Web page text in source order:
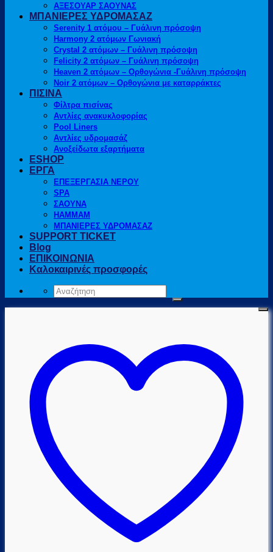
ΑΞΕΣΟΥΑΡ ΣΑΟΥΝΑΣ
ΜΠΑΝΙΕΡΕΣ ΥΔΡΟΜΑΣΑΖ
Serenity 1 ατόμου – Γυάλινη πρόσοψη
Harmony 2 ατόμων Γωνιακή
Crystal 2 ατόμων – Γυάλινη πρόσοψη
Felicity 2 ατόμων – Γυάλινη πρόσοψη
Heaven 2 ατόμων – Ορθογώνια -Γυάλινη πρόσοψη
Noir 2 ατόμων – Ορθογώνια με καταρράκτες
ΠΙΣΙΝΑ
Φίλτρα πισίνας
Αντλίες ανακυκλοφορίας
Pool Liners
Αντλίες υδρομασάζ
Ανοξείδωτα εξαρτήματα
ESHOP
ΕΡΓΑ
ΕΠΕΞΕΡΓΑΣΙΑ ΝΕΡΟΥ
SPA
ΣΑΟΥΝΑ
HAMMAM
ΜΠΑΝΙΕΡΕΣ ΥΔΡΟΜΑΣΑΖ
SUPPORT TICKET
Blog
ΕΠΙΚΟΙΝΩΝΙΑ
Καλοκαιρινές προσφορές
Αναζήτηση
για: